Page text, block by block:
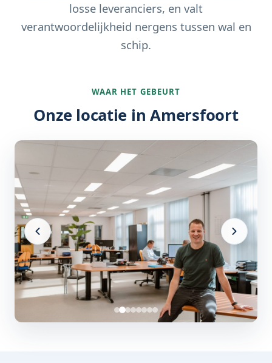
losse leveranciers, en valt
verantwoordelijkheid nergens tussen wal en
schip.
WAAR HET GEBEURT
Onze locatie in Amersfoort